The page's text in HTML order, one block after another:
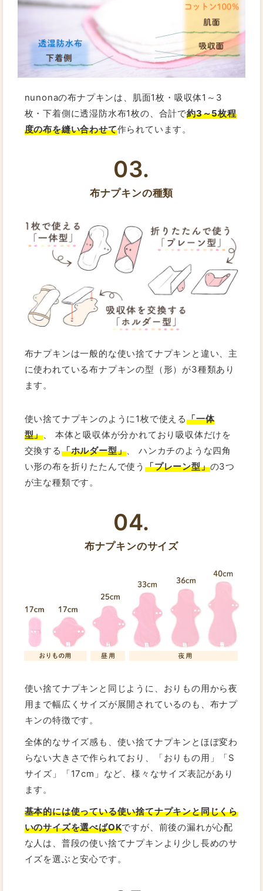
nunonaの布ナプキンは、肌面1枚・吸収体1～3
枚・下着側に透湿防水布1枚の、合計で約3～5枚程
度の布を縫い合わせて作られています。
03.
布ナプキンの種類
布ナプキンは一般的な使い捨てナプキンと違い、主
に使われている布ナプキンの型（形）が3種類あり
ます。
使い捨てナプキンのように1枚で使える「一体
型」 、 本体と吸収体が分かれており吸収体だけを
交換する「ホルダー型」 、 ハンカチのような四角
い形の布を折りたたんで使う「プレーン型」の3つ
が主な種類です。
04.
布ナプキンのサイズ
使い捨てナプキンと同じように、おりもの用から夜
用まで幅広くサイズが展開されているのも、布ナプ
キンの特徴です。
全体的なサイズ感も、使い捨てナプキンとほぼ変わ
らない大きさで作られており、「おりもの用」「S
サイズ」「17cm」など、様々なサイズ表記があり
ます。
基本的には使っている使い捨てナプキンと同じくら
いのサイズを選べばOKですが、前後の漏れが心配
な人は、普段の使い捨てナプキンより少し長めのサ
イズを選ぶと安心です。